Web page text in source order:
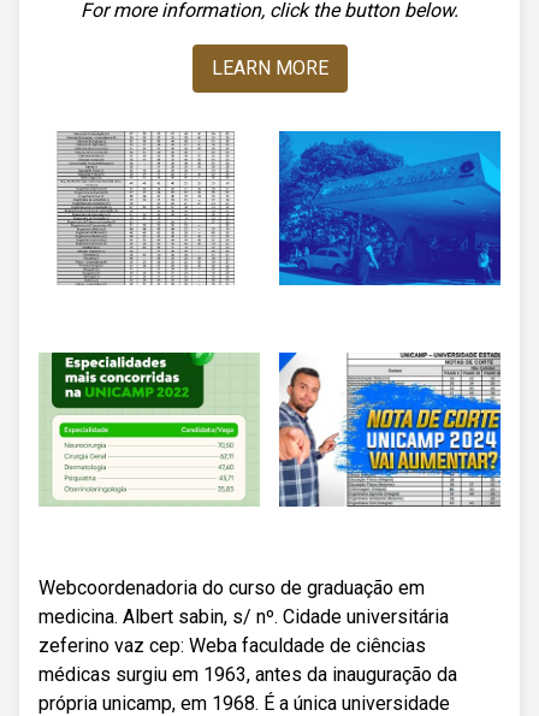
For more information, click the button below.
LEARN MORE
Webcoordenadoria do curso de graduação em
medicina. Albert sabin, s/ nº. Cidade universitária
zeferino vaz cep: Weba faculdade de ciências
médicas surgiu em 1963, antes da inauguração da
própria unicamp, em 1968. É a única universidade